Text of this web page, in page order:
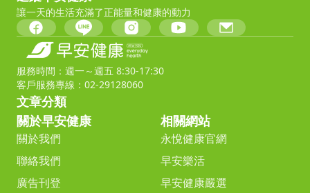
讓一天的生活充滿了正能量和健康的動力
服務時間：週一～週五 8:30-17:30
客戶服務專線：02-29128060
文章分類
關於早安健康
關於我們
聯絡我們
廣告刊登
相關網站
永悅健康官網
早安樂活
早安健康嚴選